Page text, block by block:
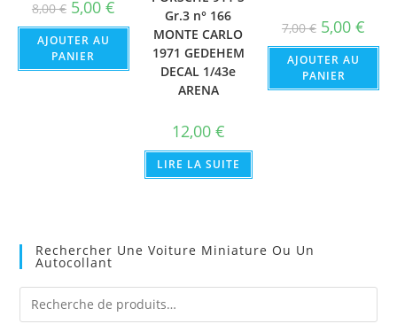
8,00€ Le
prix
initial
était :
8,00 €.
5,00 €Le
prix
actuel
AJOUTER AU
PANIER
Gr.3 n° 166
MONTE CARLO
1971 GEDEHEM
DECAL 1/43e
ARENA
12,00 €
LIRE LA SUITE
7,00€ Le
prix
initial
était :
7,00 €.
5,00€
AJOUTER AU
PANIER
Rechercher Une Voiture Miniature Ou Un
Autocollant